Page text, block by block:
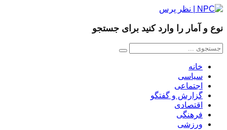
نوع و آمار را وارد کنید برای جستجو
خانه
سیاسی
اجتماعی
گزارش و گفتگو
اقتصادی
فرهنگی
ورزشی